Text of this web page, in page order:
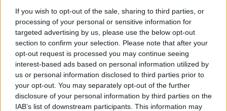
If you wish to opt-out of the sale, sharing to third parties, or
processing of your personal or sensitive information for
targeted advertising by us, please use the below opt-out
section to confirm your selection. Please note that after your
opt-out request is processed you may continue seeing
interest-based ads based on personal information utilized by
us or personal information disclosed to third parties prior to
your opt-out. You may separately opt-out of the further
disclosure of your personal information by third parties on the
IAB’s list of downstream participants. This information may
Προβολή PDF Λήψη PDF
Έγκριση ή μη τροποποίησης της δημόσιας
σύμβασης για την Παροχή Υπηρεσιών
Καθαριότητας των χώρων ευθύνης της
Διεύθυνσης Μέριμνας και Αλληλεγγύης του Δήμου
λόγω αύξησης του οικονομικού της αντικειμένου
βάσει της ισχύουσας νομοθεσίας που διέπει τον